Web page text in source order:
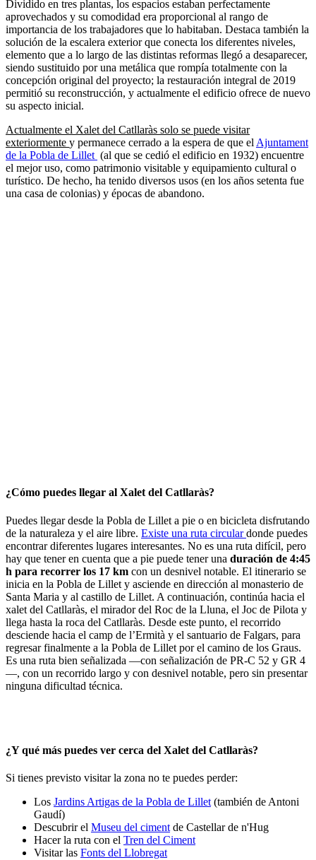
Dividido en tres plantas, los espacios estaban perfectamente
aprovechados y su comodidad era proporcional al rango de
importancia de los trabajadores que lo habitaban. Destaca también la
solución de la escalera exterior que conecta los diferentes niveles,
elemento que a lo largo de las distintas reformas llegó a desaparecer,
siendo sustituido por una metálica que rompía totalmente con la
concepción original del proyecto; la restauración integral de 2019
permitió su reconstrucción, y actualmente el edificio ofrece de nuevo
su aspecto inicial.
Actualmente el Xalet del Catllaràs solo se puede visitar
exteriormente y permanece cerrado a la espera de que el Ajuntament
de la Pobla de Lillet (al que se cedió el edificio en 1932) encuentre
el mejor uso, como patrimonio visitable y equipamiento cultural o
turístico. De hecho, ha tenido diversos usos (en los años setenta fue
una casa de colonias) y épocas de abandono.
¿Cómo puedes llegar al Xalet del Catllaràs?
Puedes llegar desde la Pobla de Lillet a pie o en bicicleta disfrutando
de la naturaleza y el aire libre. Existe una ruta circulardonde puedes
encontrar diferentes lugares interesantes. No es una ruta difícil, pero
hay que tener en cuenta que a pie puede tener una duración de 4:45
h para recorrer los 17 km con un desnivel notable. El itinerario se
inicia en la Pobla de Lillet y asciende en dirección al monasterio de
Santa Maria y al castillo de Lillet. A continuación, continúa hacia el
xalet del Catllaràs, el mirador del Roc de la Lluna, el Joc de Pilota y
llega hasta la roca del Catllaràs. Desde este punto, el recorrido
desciende hacia el camp de l’Ermità y el santuario de Falgars, para
regresar finalmente a la Pobla de Lillet por el camino de los Graus.
Es una ruta bien señalizada —con señalización de PR-C 52 y GR 4
—, con un recorrido largo y con desnivel notable, pero sin presentar
ninguna dificultad técnica.
¿Y qué más puedes ver cerca del Xalet del Catllaràs?
Si tienes previsto visitar la zona no te puedes perder:
Los Jardins Artigas de la Pobla de Lillet (también de Antoni
Gaudí)
Descubrir el Museu del ciment de Castellar de n'Hug
Hacer la ruta con el Tren del Ciment
Visitar las Fonts del Llobregat